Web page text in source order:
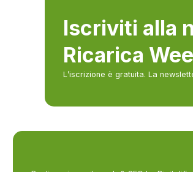
Iscriviti alla
Ricarica
L’iscrizione è gratuita. La